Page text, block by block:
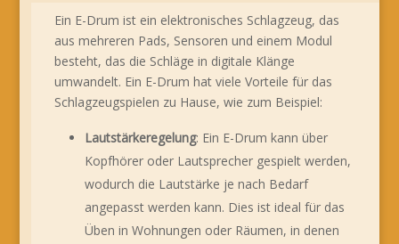
Ein E-Drum ist ein elektronisches Schlagzeug, das
aus mehreren Pads, Sensoren und einem Modul
besteht, das die Schläge in digitale Klänge
umwandelt. Ein E-Drum hat viele Vorteile für das
Schlagzeugspielen zu Hause, wie zum Beispiel:
Lautstärkeregelung: Ein E-Drum kann über
Kopfhörer oder Lautsprecher gespielt werden,
wodurch die Lautstärke je nach Bedarf
angepasst werden kann. Dies ist ideal für das
Üben in Wohnungen oder Räumen, in denen